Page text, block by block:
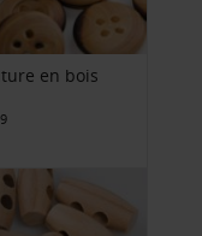
en bois